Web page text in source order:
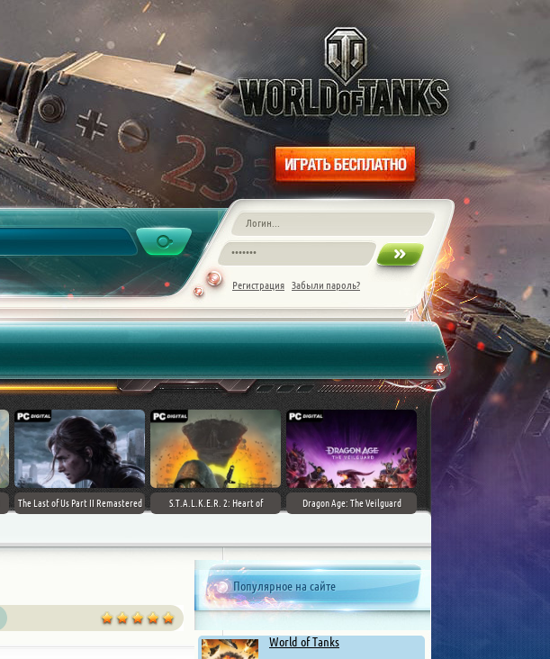
Регистрация Забыли пароль?
The Last of Us Part II Remastered
S.T.A.L.K.E.R. 2: Heart of
Dragon Age: The Veilguard
Популярное на сайте
World of Tanks